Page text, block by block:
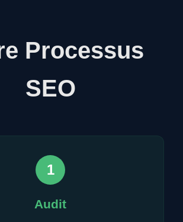
Processus
SEO
1
Audit